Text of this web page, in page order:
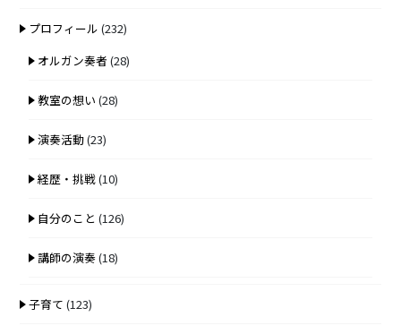
プロフィール (232)
オルガン奏者 (28)
教室の想い (28)
演奏活動(23)
経歴・挑戦(10)
自分のこと (126)
講師の演奏(18)
子育て (123)